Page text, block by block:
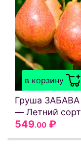
в корзину
Груша ЗАБАВА
— Летний сорт
549.00 ₽